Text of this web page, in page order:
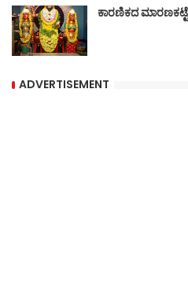
ಕಾರಣಿಕದ ಮಾರಣಕಟ್ಟೆ
ADVERTISEMENT